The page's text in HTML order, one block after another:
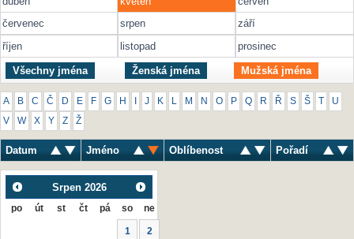
červenec
srpen
září
říjen
listopad prosinec
Všechny jména Ženská jména Mužská jména
A B C Č D E F G H J K M N O P Q R Ř S Š U
V W X Y Z Ž
Datum Jméno Oblíbenost Pořadí
Srpen 2026
po út st čt pá so ne
1 2